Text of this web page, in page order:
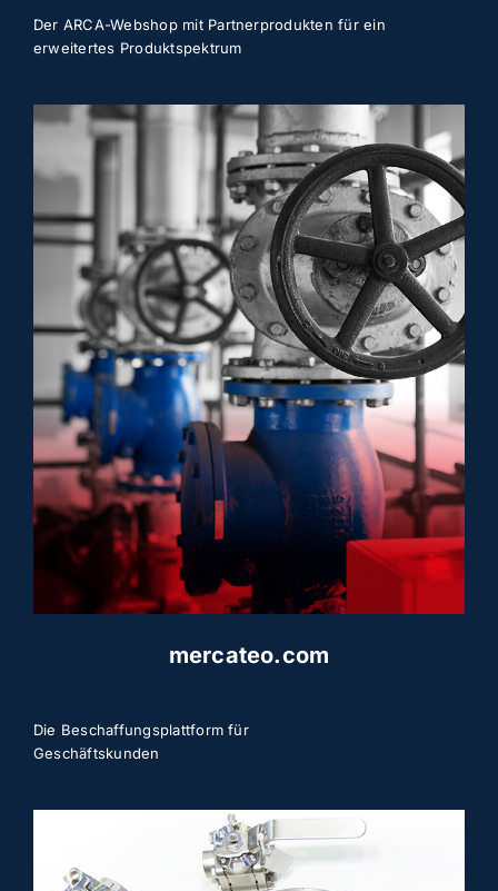
Der ARCA-Webshop mit Partnerprodukten für ein
erweitertes Produktspektrum
mercateo.com
Die Beschaffungsplattform für
Geschäftskunden